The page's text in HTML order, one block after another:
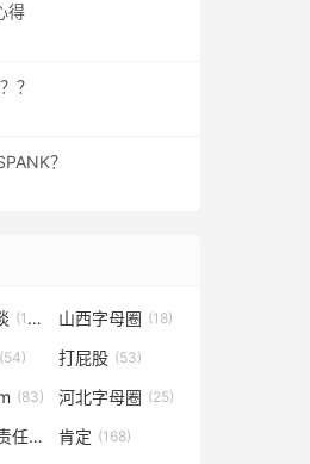
得
？
？
(130) 山西字母圈 (18)
(54) 打屁股 (53)
(83) 河北字母圈 (25)
dom/sub责任(2) 肯定 (168)